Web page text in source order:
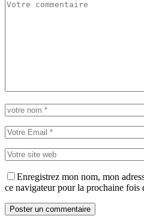
Enregistrez mon nom, mon
ce navigateur pour la prochaine fois